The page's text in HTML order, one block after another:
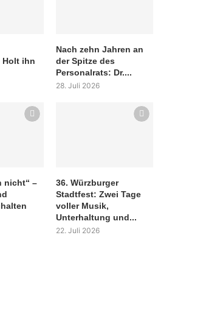
Holt ihn
Nach zehn Jahren an
der Spitze des
Personalrats: Dr....
28. Juli 2026
nicht“ –
36. Würzburger
Stadtfest: Zwei Tage
voller Musik,
Unterhaltung und...
22. Juli 2026